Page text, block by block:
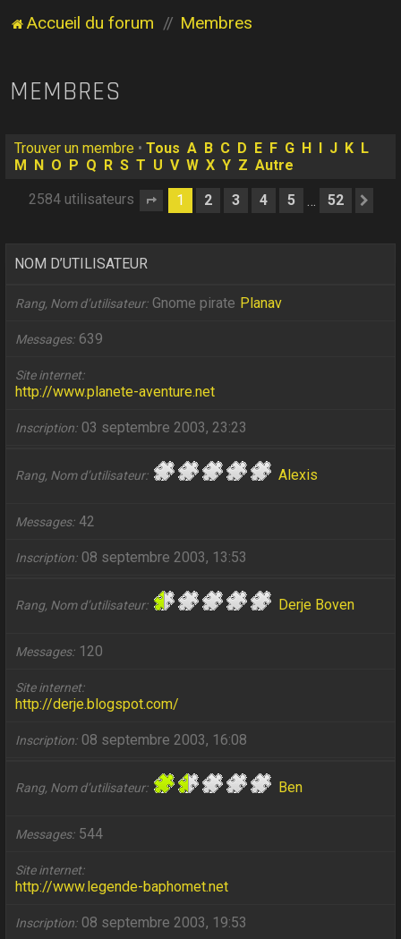
Accueil du forum Membres
MEMBRES
Trouver un membre •Tous A B C D E F G H J K L
M
N O P Q R S T U V W X Y Z Autre
2584 utilisateurs Page 1sur52
1 2 3 4 5 … 52
NOM D’UTILISATEUR
Rang, Nom d’utilisateur Gnome pirate Planav
Messages 639
Site internet
http://www.planete-aventure.net
Inscription 03 septembre 2003, 23:23
Rang, Nom d’utilisateur Alexis
Messages 42
Inscription 08 septembre 2003, 13:53
Rang, Nom d’utilisateur Derje Boven
Messages 120
Site internet
http://derje.blogspot.com/
Inscription 08 septembre 2003, 16:08
Rang, Nom d’utilisateur Ben
Messages 544
Site internet
http://www.legende-baphomet.net
Inscription 08 septembre 2003, 19:53